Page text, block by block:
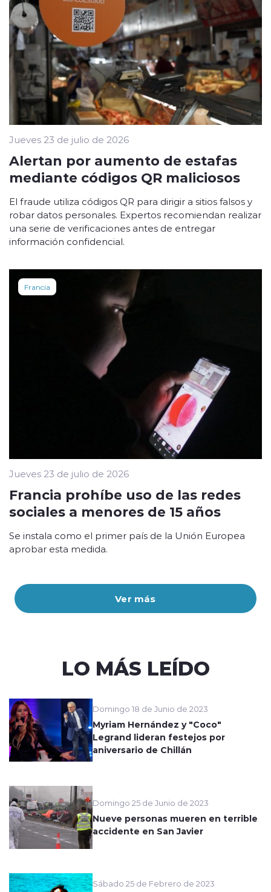
Ver más
Jueves 23 de julio de 2026
Alertan por aumento de estafas
mediante códigos QR maliciosos
El fraude utiliza códigos QR para dirigir a sitios falsos y
robar datos personales. Expertos recomiendan realizar
una serie de verificaciones antes de entregar
información confidencial.
Francia
Jueves 23 de julio de 2026
Francia prohíbe uso de las redes
sociales a menores de 15 años
Se instala como el primer país de la Unión Europea
aprobar esta medida.
LO MÁS LEÍDO
Domingo 18 de Junio de 2023
Myriam Hernández y "Coco"
Legrand lideran festejos por
aniversario de Chillán
Domingo 25 de Junio de 2023
Nueve personas mueren en terrible
accidente en San Javier
Sábado 25 de Febrero de 2023